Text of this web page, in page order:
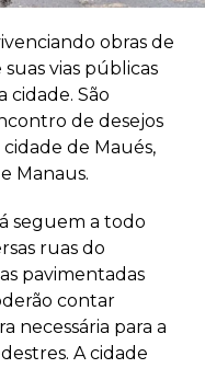
obras de
vias públicas
cidade. São
de desejos
de Maués,
Manaus.
seguem a todo
ruas do
pavimentadas
contar
necessária para a
A cidade